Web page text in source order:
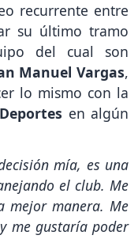
recurrente entre
su último tramo
del cual son
Manuel Vargas,
lo mismo con la
en algún
mía, es una
el club. Me
mejor manera. Me
me gustaría poder